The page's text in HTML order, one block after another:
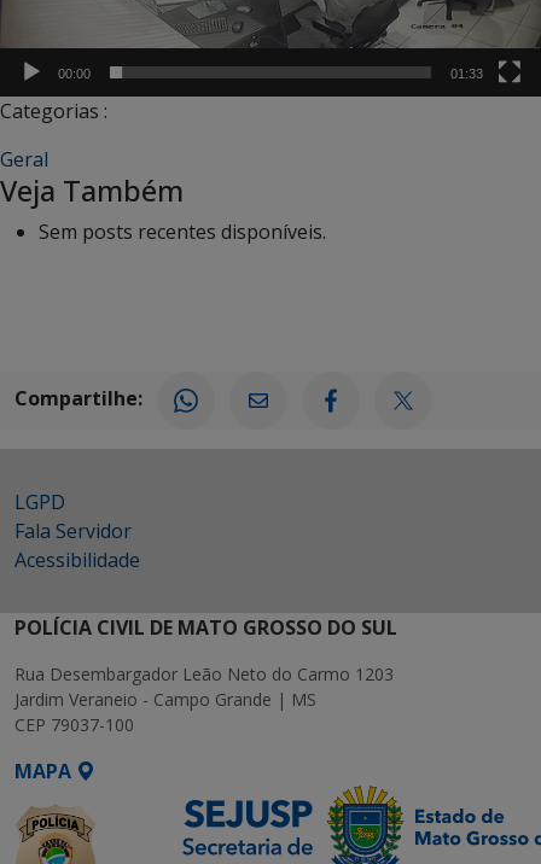
00:00 01:33
Categorias :
Geral
Veja Também
Sem posts recentes disponíveis.
Compartilhe:
LGPD
Fala Servidor
Acessibilidade
POLÍCIA CIVIL DE MATO GROSSO DO SUL
Rua Desembargador Leão Neto do Carmo 1203
Jardim Veraneio - Campo Grande | MS
CEP 79037-100
MAPA